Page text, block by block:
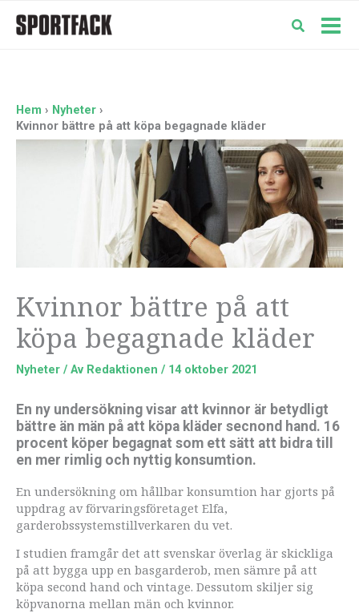
Hem
Nyheter
Kvinnor bättre på att köpa begagnade kläder
Kvinnor bättre på att
köpa begagnade kläder
Nyheter / Av Redaktionen / 14 oktober 2021
En ny undersökning visar att kvinnor är betydligt
bättre än män på att köpa kläder secnond hand. 16
procent köper begagnat som ett sätt att bidra till
en mer rimlig och nyttig konsumtion.
En undersökning om hållbar konsumtion har gjorts på
uppdrag av förvaringsföretaget Elfa,
garderobssystemstillverkaren du vet.
I studien framgår det att svenskar överlag är skickliga
på att bygga upp en basgarderob, men sämre på att
köpa second hand och vintage. Dessutom skiljer sig
köpvanorna mellan män och kvinnor.